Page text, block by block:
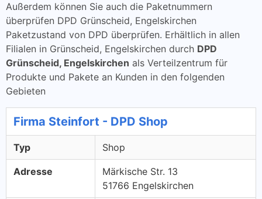
Außerdem können Sie auch die Paketnummern
überprüfen DPD Grünscheid, Engelskirchen
Paketzustand von DPD überprüfen. Erhältlich in allen
Filialen in Grünscheid, Engelskirchen durch DPD
Grünscheid, Engelskirchen als Verteilzentrum für
Produkte und Pakete an Kunden in den folgenden
Gebieten
Firma Steinfort - DPD Shop
Typ Shop
Adresse
Märkische Str. 13
51766 Engelskirchen